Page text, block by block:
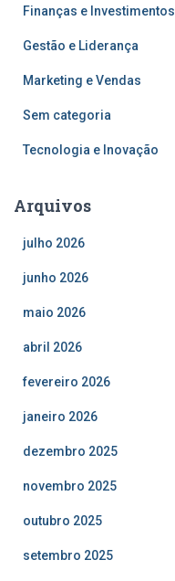
Finanças e Investimentos
Gestão e Liderança
Marketing e Vendas
Sem categoria
Tecnologia e Inovação
Arquivos
julho 2026
junho 2026
maio 2026
abril 2026
fevereiro 2026
janeiro 2026
dezembro 2025
novembro 2025
outubro 2025
setembro 2025